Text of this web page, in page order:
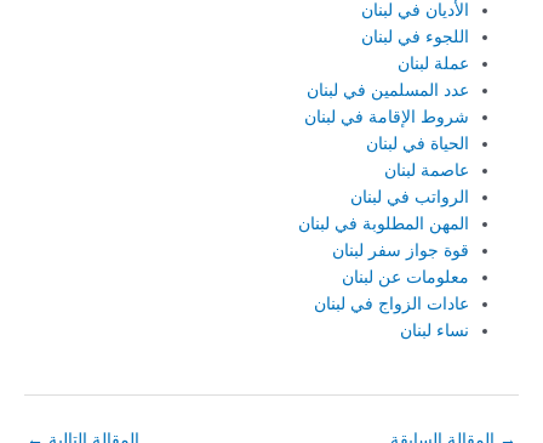
الأديان في لبنان
اللجوء في لبنان
عملة لبنان
عدد المسلمين في لبنان
شروط الإقامة في لبنان
الحياة في لبنان
عاصمة لبنان
الرواتب في لبنان
المهن المطلوبة في لبنان
قوة جواز سفر لبنان
معلومات عن لبنان
عادات الزواج في لبنان
نساء لبنان